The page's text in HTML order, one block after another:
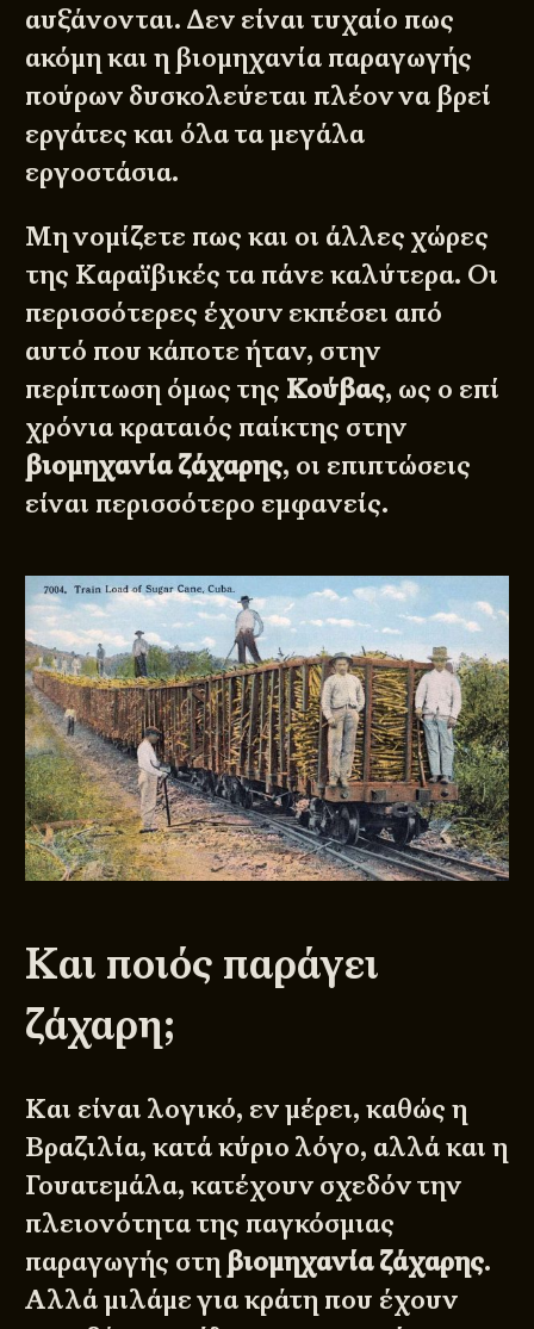
αυξάνονται. Δεν είναι τυχαίο πως
ακόμη και η βιομηχανία παραγωγής
πούρων δυσκολεύεται πλέον να βρεί
εργάτες και όλα τα μεγάλα
εργοστάσια.
Μη νομίζετε πως και οι άλλες χώρες
της Καραϊβικές τα πάνε καλύτερα. Οι
περισσότερες έχουν εκπέσει από
αυτό που κάποτε ήταν, στην
περίπτωση όμως της Κούβας, ως ο επί
χρόνια κραταιός παίκτης στην
βιομηχανία ζάχαρης, οι επιπτώσεις
είναι περισσότερο εμφανείς.
Και ποιός παράγει
ζάχαρη;
Και είναι λογικό, εν μέρει, καθώς η
Βραζιλία, κατά κύριο λόγο, αλλά και η
Γουατεμάλα, κατέχουν σχεδόν την
πλειονότητα της παγκόσμιας
παραγωγής στη βιομηχανία ζάχαρης.
Αλλά μιλάμε για κράτη που έχουν